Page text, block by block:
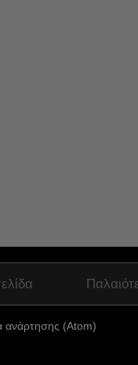
ανάρτησης (Atom)